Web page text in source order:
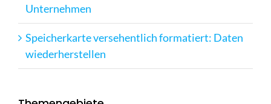
Unternehmen
Speicherkarte versehentlich formatiert: Daten
wiederherstellen